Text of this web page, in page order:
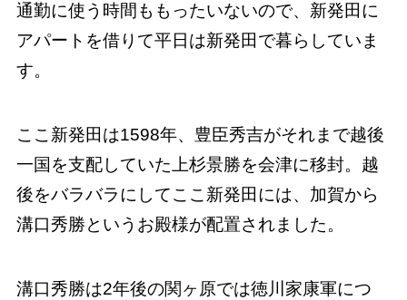
通勤に使う時間ももったいないので、新発田に
アパートを借りて平日は新発田で暮らしていま
す。
ここ新発田は1598年、豊臣秀吉がそれまで越後
一国を支配していた上杉景勝を会津に移封。越
後をバラバラにしてここ新発田には、加賀から
溝口秀勝というお殿様が配置されました。
溝口秀勝は2年後の関ヶ原では徳川家康軍につ